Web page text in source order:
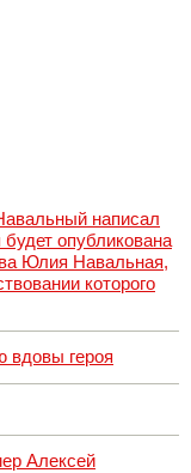
написал
опубликована
Юлия Навальная,
которого
вдовы героя
Алексей